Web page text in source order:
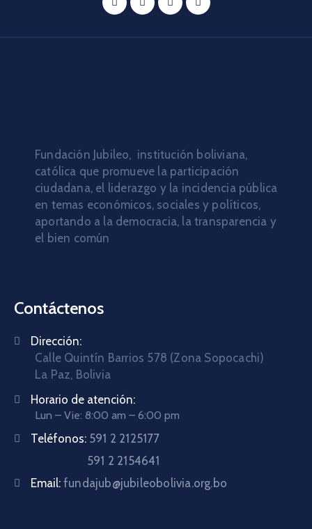
Fundación Jubileo, institución boliviana,
católica que promueve la participación
ciudadana, el liderazgo y la incidencia pública
en temas económicos, sociales y políticos,
aportando a la democracia, la transparencia y
el bien común
Contáctenos
Dirección:
Calle Quintín Barrios 578 (Zona Sopocachi)
La Paz, Bolivia
Horario de atención:
Lun – Vie: 8:00 am – 6:00 pm
Teléfonos: 591 2 2125177
591 2 2154641
Email: fundajub@jubileobolivia.org.bo